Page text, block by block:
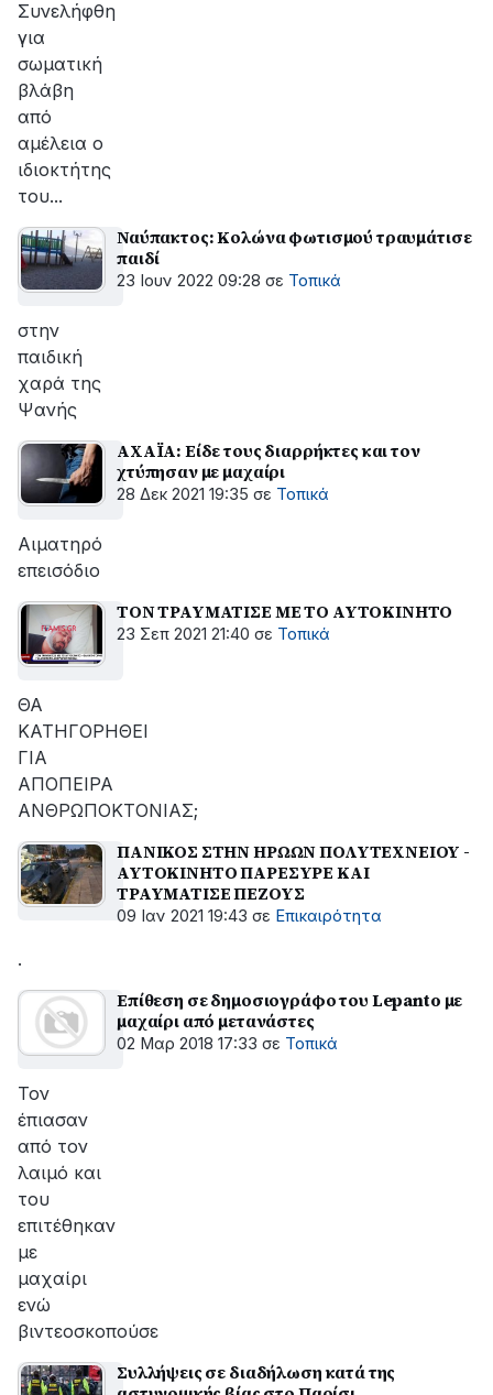
Συνελήφθη
για
σωματική
βλάβη
από
αμέλεια ο
ιδιοκτήτης
του...
Ναύπακτος: Κολώνα φωτισμού τραυμάτισε
παιδί
23 Ιουν 2022 09:28 σε Τοπικά
στην
παιδική
χαρά της
Ψανής
ΑΧΑΪΑ: Είδε τους διαρρήκτες και τον
χτύπησαν με μαχαίρι
28 Δεκ 2021 19:35 σε Τοπικά
Αιματηρό
επεισόδιο
ΤΟΝ ΤΡΑΥΜΑΤΙΣΕ ΜΕ ΤΟ ΑΥΤΟΚΙΝΗΤΟ
23 Σεπ 2021 21:40 σε Τοπικά
ΘΑ
ΚΑΤΗΓΟΡΗΘΕΙ
ΓΙΑ
ΑΠΟΠΕΙΡΑ
ΑΝΘΡΩΠΟΚΤΟΝΙΑΣ;
ΠΑΝΙΚΟΣ ΣΤΗΝ ΗΡΩΩΝ ΠΟΛΥΤΕΧΝΕΙΟΥ -
ΑΥΤΟΚΙΝΗΤΟ ΠΑΡΕΣΥΡΕ ΚΑΙ
ΤΡΑΥΜΑΤΙΣΕ ΠΕΖΟΥΣ
09 Ιαν 2021 19:43 σε Επικαιρότητα
.
Επίθεση σε δημοσιογράφο του Lepanto με
μαχαίρι από μετανάστες
02 Μαρ 2018 17:33 σε Τοπικά
Τον
έπιασαν
από τον
λαιμό και
του
επιτέθηκαν
με
μαχαίρι
ενώ
βιντεοσκοπούσε
Συλλήψεις σε διαδήλωση κατά της